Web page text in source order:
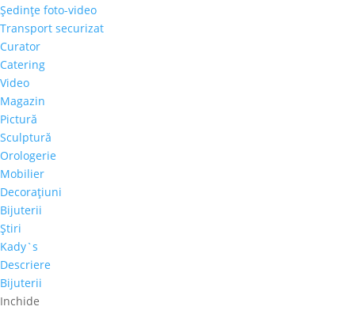
Şedinţe foto-video
Transport securizat
Curator
Catering
Video
Magazin
Pictură
Sculptură
Orologerie
Mobilier
Decoraţiuni
Bijuterii
Ştiri
Kady`s
Descriere
Bijuterii
Inchide
parte, abaterile de la o factură psihică unitară a
naţiunii române. Cartea prezintă soluţii la această
criză care durează deja de 100 de ani, fără ca autorul
să excludă posibilitatea existenţei şi a altor soluţii.
de ani a statului modern România:
* Ce ar trebui sa facă Preşedintele
* Justiţia: dilema României
* Administraţia locală: o catastrofă
* De ce ne merge rău când ar putea să ne meargă
bine?
* Motive mici, speranţe mari
* De ce nu facem autostrăzi?
* De ce nu avem turism performant?